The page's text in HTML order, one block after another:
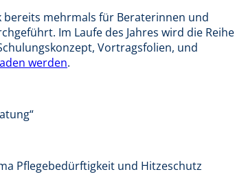
mehrmals für Beraterinnen und
Im Laufe des Jahres wird die Reihe
Vortragsfolien, und
werden.
Pflegebedürftigkeit und Hitzeschutz